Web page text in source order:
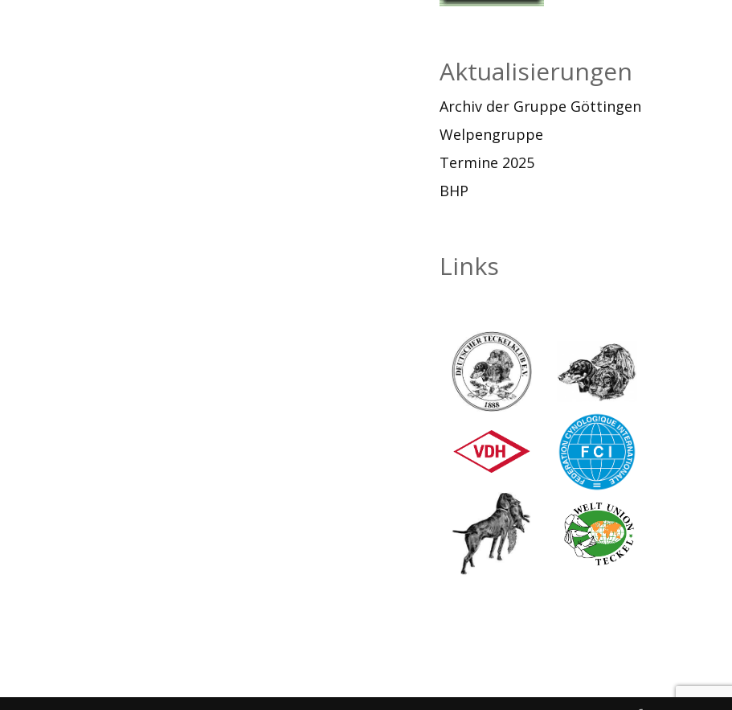
Aktualisierungen
Archiv der Gruppe Göttingen
Welpengruppe
Termine 2025
BHP
Links